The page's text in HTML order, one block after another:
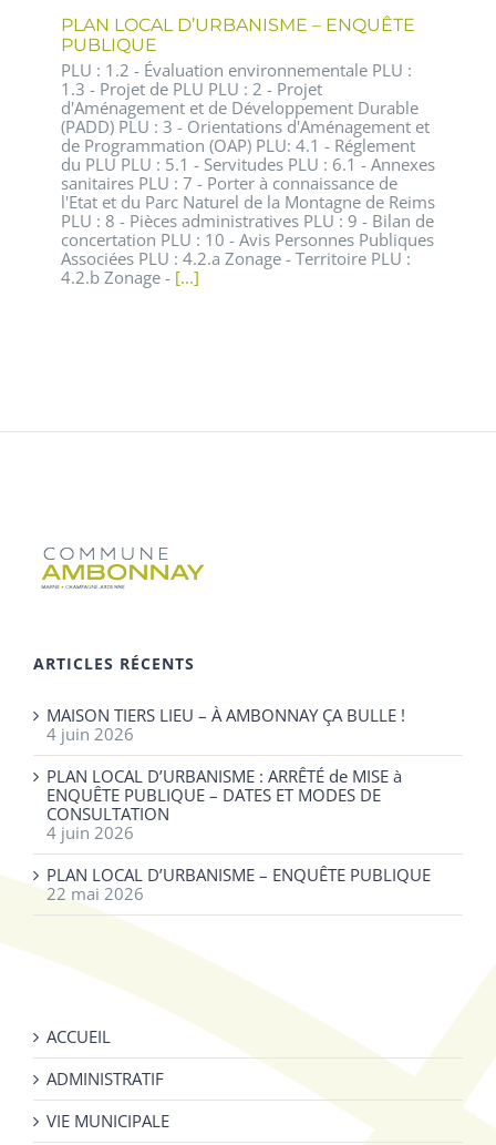
PLAN LOCAL D’URBANISME – ENQUÊTE
PUBLIQUE
PLU : 1.2 - Évaluation environnementale PLU :
1.3 - Projet de PLU PLU : 2 - Projet
d'Aménagement et de Développement Durable
(PADD) PLU : 3 - Orientations d'Aménagement et
de Programmation (OAP) PLU: 4.1 - Réglement
du PLU PLU : 5.1 - Servitudes PLU : 6.1 - Annexes
sanitaires PLU : 7 - Porter à connaissance de
l'Etat et du Parc Naturel de la Montagne de Reims
PLU : 8 - Pièces administratives PLU : 9 - Bilan de
concertation PLU : 10 - Avis Personnes Publiques
Associées PLU : 4.2.a Zonage - Territoire PLU :
4.2.b Zonage - [...]
ARTICLES RÉCENTS
MAISON TIERS LIEU – À AMBONNAY ÇA BULLE !
4 juin 2026
PLAN LOCAL D’URBANISME : ARRÊTÉ de MISE à
ENQUÊTE PUBLIQUE – DATES ET MODES DE
CONSULTATION
4 juin 2026
PLAN LOCAL D’URBANISME – ENQUÊTE PUBLIQUE
22 mai 2026
ACCUEIL
ADMINISTRATIF
VIE MUNICIPALE